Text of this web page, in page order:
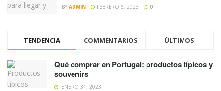
BY ADMIN FEBRERO 6, 2023 0
TENDENCIA COMMENTARIOS ÚLTIMOS
Qué comprar en Portugal: productos típicos y
souvenirs
ENERO 31, 2023